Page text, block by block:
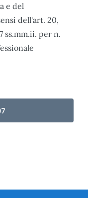
e del
dell'art. 20,
ss.mm.ii. per n.